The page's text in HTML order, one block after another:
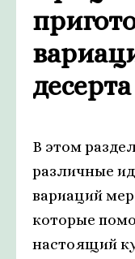
десерта
В этом
различные
вариаций
которые
настоящий